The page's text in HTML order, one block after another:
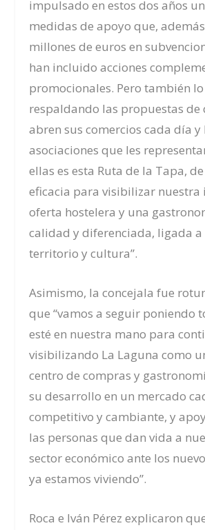
impulsado en estos dos años
medidas de apoyo que,
millones de euros en
han incluido acciones
promocionales. Pero también
respaldando las propuestas de
abren sus comercios cada día y
asociaciones que les
ellas es esta Ruta de la Tapa,
eficacia para visibilizar nuestra
oferta hostelera y una
calidad y diferenciada, ligada a
territorio y cultura”.
Asimismo, la concejala fue
que “vamos a seguir poniendo
esté en nuestra mano para
visibilizando La Laguna como
centro de compras y
su desarrollo en un mercado
competitivo y cambiante, y
las personas que dan vida a
sector económico ante los
ya estamos viviendo”.
Roca e Iván Pérez explicaron